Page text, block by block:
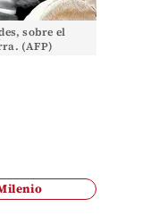
sobre el
(AFP)